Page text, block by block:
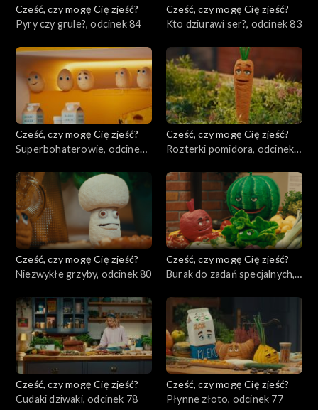
Cześć, czy mogę Cię zjeść?
Pyry czy grule?, odcinek 84
Cześć, czy mogę Cię zjeść?
Kto dziurawi ser?, odcinek 83
Cześć, czy mogę Cię zjeść?
Superbohaterowie, odcinek
Cześć, czy mogę Cię zjeść?
Rozterki pomidora, odcinek
Cześć, czy mogę Cię zjeść?
Niezwykłe grzyby, odcinek 80
Cześć, czy mogę Cię zjeść?
Burak do zadań specjalnych,
Cześć, czy mogę Cię zjeść?
Cudaki dziwaki, odcinek 78
Cześć, czy mogę Cię zjeść?
Płynne złoto, odcinek 77